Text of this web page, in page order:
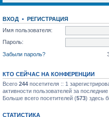
ВХОД • РЕГИСТРАЦИЯ
Имя пользователя:
Пароль:
Забыли пароль?
КТО СЕЙЧАС НА КОНФЕРЕНЦИИ
Всего 244 посетителя :: 1
активности пользователей за
Больше всего посетителей (573) здесь
СТАТИСТИКА